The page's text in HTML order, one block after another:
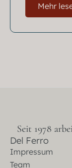
Mehr
Seit 1978
Del Ferro
Impressum
Team